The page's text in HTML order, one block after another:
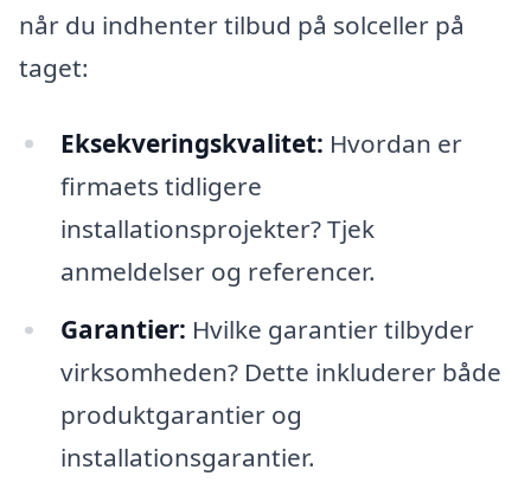
når du indhenter tilbud på solceller på
taget:
Eksekveringskvalitet: Hvordan er
firmaets tidligere
installationsprojekter? Tjek
anmeldelser og referencer.
Garantier: Hvilke garantier tilbyder
virksomheden? Dette inkluderer både
produktgarantier og
installationsgarantier.